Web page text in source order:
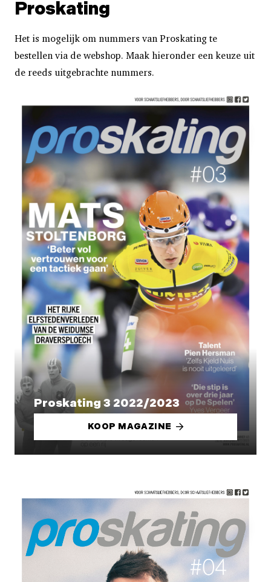
Proskating
Het is mogelijk om nummers van Proskating te
bestellen via de webshop. Maak hieronder een keuze uit
de reeds uitgebrachte nummers.
Proskating 3 2022/2023
KOOP MAGAZINE